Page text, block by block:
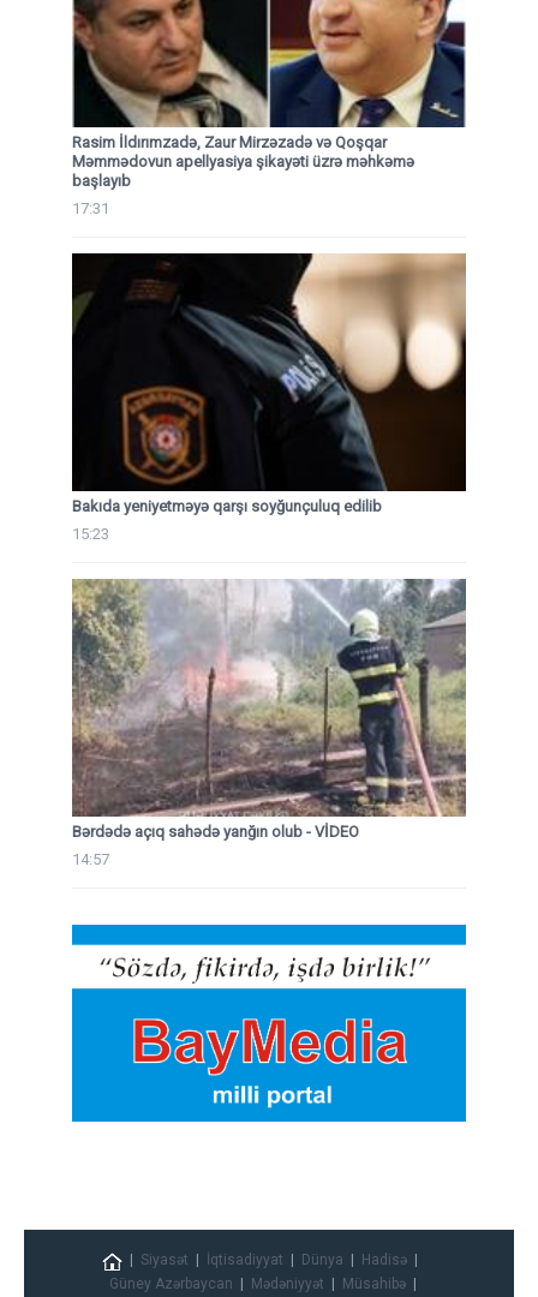
Rasim İldırımzadə, Zaur Mirzəzadə və Qoşqar
Məmmədovun apellyasiya şikayəti üzrə məhkəmə
başlayıb
17:31
Bakıda yeniyetməyə qarşı soyğunçuluq edilib
15:23
Bərdədə açıq sahədə yanğın olub - VİDEO
14:57
Siyasət İqtisadiyyat Dünya
Hadisə
Güney Azərbaycan
Mədəniyyət Müsahibə